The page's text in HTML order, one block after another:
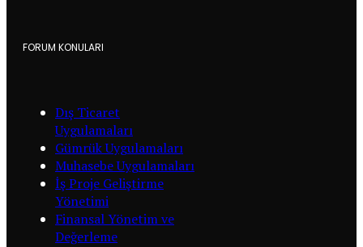
FORUM KONULARI
Dış Ticaret
Uygulamaları
Gümrük Uygulamaları
Muhasebe Uygulamaları
İş Proje Geliştirme
Yönetimi
Finansal Yönetim ve
Değerleme